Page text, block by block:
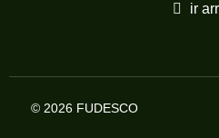
ir
© 2026 FUDESCO